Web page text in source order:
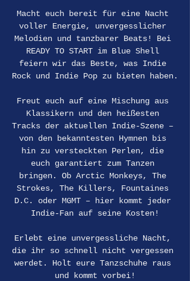
Macht euch bereit für eine Nacht
voller Energie, unvergesslicher
Melodien und tanzbarer Beats! Bei
READY TO START im Blue Shell
feiern wir das Beste, was Indie
Rock und Indie Pop zu bieten haben.
Freut euch auf eine Mischung aus
Klassikern und den heißesten
Tracks der aktuellen Indie-Szene –
von den bekanntesten Hymnen bis
hin zu versteckten Perlen, die
euch garantiert zum Tanzen
bringen. Ob Arctic Monkeys, The
Strokes, The Killers, Fountaines
D.C. oder MGMT – hier kommt jeder
Indie-Fan auf seine Kosten!
Erlebt eine unvergessliche Nacht,
die ihr so schnell nicht vergessen
werdet. Holt eure Tanzschuhe raus
und kommt vorbei!